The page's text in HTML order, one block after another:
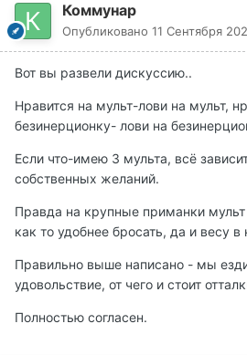
Коммунар
Опубликовано 11 Сентября
Вот вы развели дискуссию..
Нравится на мульт-лови на мульт,
безинерционку- лови на
Если что-имею 3 мульта, всё
собственных желаний.
Правда на крупные приманки
как то удобнее бросать, да и весу в
Правильно выше написано - мы
удовольствие, от чего и стоит
Полностью согласен.